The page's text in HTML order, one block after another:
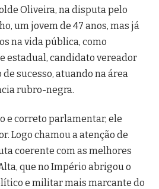
Oliveira, na disputa pelo
um jovem de 47 anos, mas já
na vida pública, como
estadual, candidato vereador
sucesso, atuando na área
rubro-negra.
e correto parlamentar, ele
Logo chamou a atenção de
coerente com as melhores
que no Império abrigou o
e militar mais marcante do